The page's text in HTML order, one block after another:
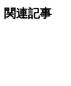
関連記事